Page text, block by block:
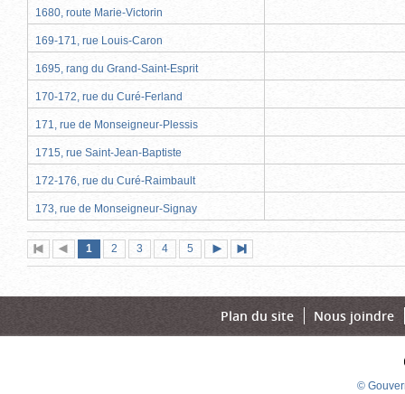
1680, route Marie-Victorin
169-171, rue Louis-Caron
1695, rang du Grand-Saint-Esprit
170-172, rue du Curé-Ferland
171, rue de Monseigneur-Plessis
1715, rue Saint-Jean-Baptiste
172-176, rue du Curé-Raimbault
173, rue de Monseigneur-Signay
Première
page
Page
précédente
Page
1 (page
actuelle)
Page
2 Page
3 Page
4 Page
5
suivante
page
Plan du site Nous joindre
©